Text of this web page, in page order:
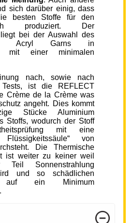
sich darüber einig, dass
besten Stoffe für den
produziert. Der
bei der Auswahl des
Acryl Garns in
mit einer minimalen
nach, sowie nach
Tests, ist die REFLECT
Crème de la Crème was
angeht. Dies kommt
Stücke Aluminium
Stoffs, wodurch der Stoff
mit eine
Flüssigkeitssäule“ von
Die Thermische
ist weiter zu keiner weil
Sonnenstrahlung
und so schädlichen
auf ein Minimum